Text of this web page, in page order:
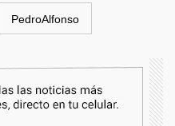
PedroAlfonso